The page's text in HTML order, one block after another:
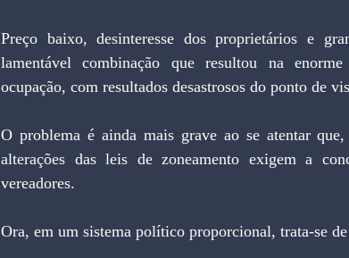
Preço baixo, desinteresse dos proprietários e
lamentável combinação que resultou na
ocupação, com resultados desastrosos do ponto de
O problema é ainda mais grave ao se atentar
alterações das leis de zoneamento exigem a
vereadores.
Ora, em um sistema político proporcional, trata-se